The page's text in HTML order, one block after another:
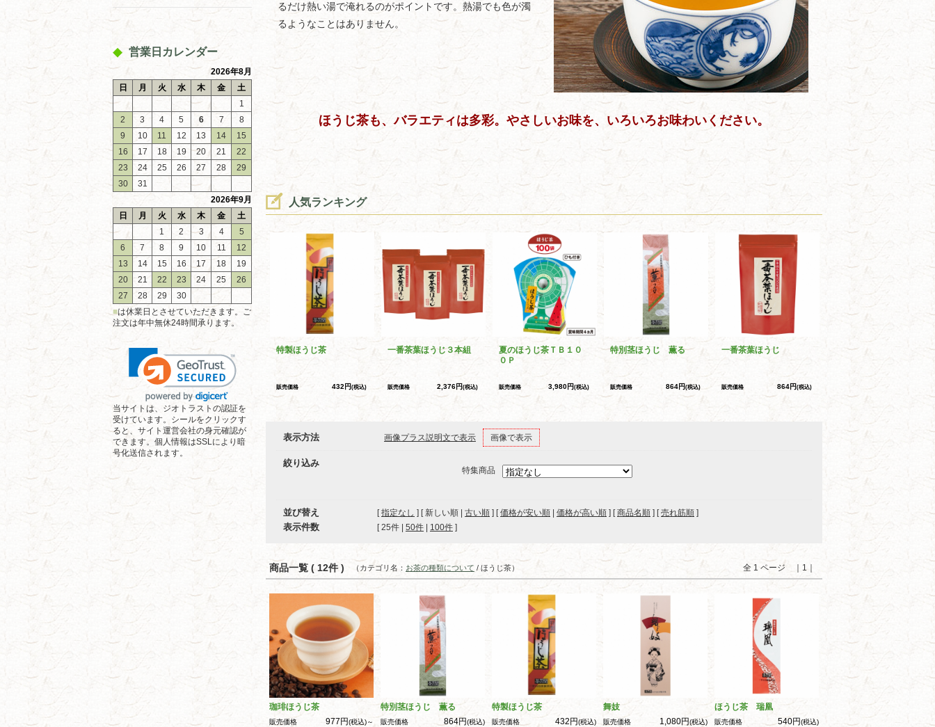
営業日カレンダー
2026年8月
日
月 火 水 木 金
土
1
2
3 4 5 6 7
8
9
10 11 12 13 14
15
16
17 18 19 20 21
22
23
24 25 26 27 28
29
30
31
2026年9月
日
月 火 水 木 金
土
1
2 3 4
5
6
7 8 9 10 11
12
13
14 15 16 17 18
19
20
21 22 23 24 25
26
27
28 29
30
■は休業日とさせていただきます。ご
注文は年中無休24時間承ります。
当サイトは、ジオトラストの認証を
受けています。シールをクリックす
ると、サイト運営会社の身元確認が
できます。個人情報はSSLにより暗
号化送信されます。
るだけ熱い湯で淹れるのがポイントです。熱湯でも色が濁
るようなことはありません。
ほうじ茶も、バラエティは多彩。やさしいお味を、いろいろお味わいください。
人気ランキング
特製ほうじ茶
販売価格 432円(税込)
一番茶葉ほうじ３本組
販売価格 2,376円(税込)
夏のほうじ茶ＴＢ１０
０Ｐ
販売価格 3,980円(税込)
特別茎ほうじ 薫る
販売価格 864円(税込)
一番茶葉ほうじ
販売価格 864円(税込)
表示方法 画像プラス説明文で表示 画像で表示
絞り込み
特集商品
並び替え [指定なし ] [ 新しい順 | 古い順 ] [価格が安い順 価格が高い順 ] [商品名順 ] [売れ筋順 ]
表示件数 [ 25件 50件 100件 ]
商品一覧 ( 12件 ) 全 1 ページ ｜1｜
（カテゴリ名： お茶の種類について / ほうじ茶）
珈琲ほうじ茶
販売価格 977円(税込)～
特別茎ほうじ 薫る
販売価格 864円(税込)
特製ほうじ茶
販売価格 432円(税込)
舞妓
販売価格 1,080円(税込)
ほうじ茶 瑞凰
販売価格 540円(税込)